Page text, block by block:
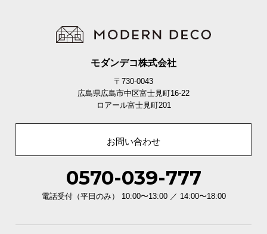
モダンデコ株式会社
〒730-0043
広島県広島市中区富士見町16-22
ロアール富士見町201
お問い合わせ
0570-039-777
電話受付（平日のみ） 10:00〜13:00 ／ 14:00〜18:00